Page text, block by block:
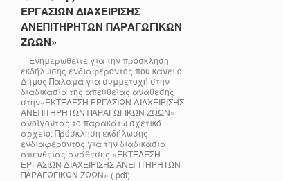
ΕΡΓΑΣΙΩΝ ΔΙΑΧΕΙΡΙΣΗΣ
ΑΝΕΠΙΤΗΡΗΤΩΝ ΠΑΡΑΓΩΓΙΚΩΝ
ΖΩΩΝ»
Ενημερωθείτε για την πρόσκληση
εκδήλωσης ενδιαφέροντος που κάνει ο
Δήμος Παλαμά για συμμετοχή στην
διαδικασία της απευθείας ανάθεσης
στην«ΕΚΤΕΛΕΣΗ ΕΡΓΑΣΙΩΝ ΔΙΑΧΕΙΡΙΣΗΣ
ΑΝΕΠΙΤΗΡΗΤΩΝ ΠΑΡΑΓΩΓΙΚΩΝ ΖΩΩΝ»
ανοίγοντας το παρακάτω σχετικό
αρχείο: Πρόσκληση εκδήλωσης
ενδιαφέροντος για την διαδικασία
απευθείας ανάθεσης «ΕΚΤΕΛΕΣΗ
ΕΡΓΑΣΙΩΝ ΔΙΑΧΕΙΡΙΣΗΣ ΑΝΕΠΙΤΗΡΗΤΩΝ
ΠΑΡΑΓΩΓΙΚΩΝ ΖΩΩΝ» ( pdf)